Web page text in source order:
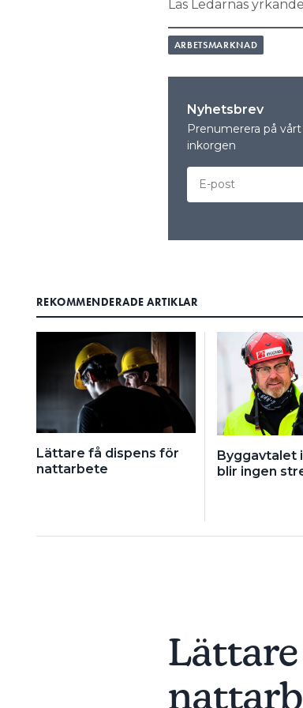
Läs Ledarnas yrkande
ARBETSMARKNAD
Nyhetsbrev
Prenumerera på
inkorgen
REKOMMENDERADE ARTIKLAR
Lättare få dispens för
nattarbete
Byggavtalet
blir ingen